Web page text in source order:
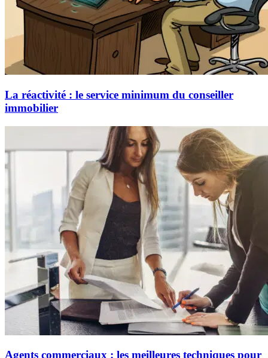
La réactivité : le service minimum du conseiller
immobilier
Agents commerciaux : les meilleures techniques pour